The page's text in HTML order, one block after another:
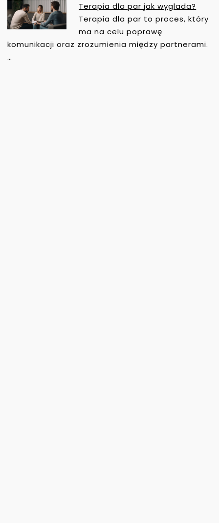
Terapia dla par jak wyglada?
Terapia dla par to proces, który
ma na celu poprawę
komunikacji oraz zrozumienia między partnerami.
…